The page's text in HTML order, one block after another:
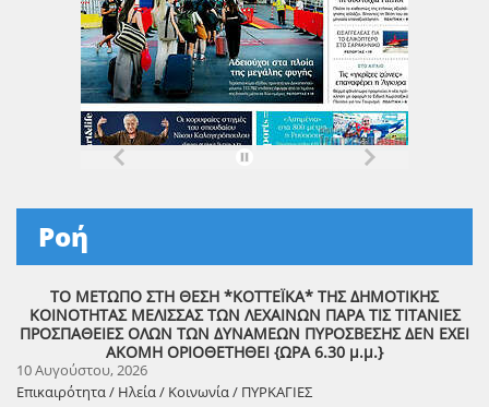
Ροή
ΤΟ ΜΕΤΩΠΟ ΣΤΗ ΘΕΣΗ *ΚΟΤΤΕΪΚΑ* ΤΗΣ ΔΗΜΟΤΙΚΗΣ
ΚΟΙΝΟΤΗΤΑΣ ΜΕΛΙΣΣΑΣ ΤΩΝ ΛΕΧΑΙΝΩΝ ΠΑΡΑ ΤΙΣ ΤΙΤΑΝΙΕΣ
ΠΡΟΣΠΑΘΕΙΕΣ ΟΛΩΝ ΤΩΝ ΔΥΝΑΜΕΩΝ ΠΥΡΟΣΒΕΣΗΣ ΔΕΝ ΕΧΕΙ
ΑΚΟΜΗ ΟΡΙΟΘΕΤΗΘΕΙ {ΩΡΑ 6.30 μ.μ.}
10 Αυγούστου, 2026
Επικαιρότητα / Ηλεία / Κοινωνία / ΠΥΡΚΑΓΙΕΣ